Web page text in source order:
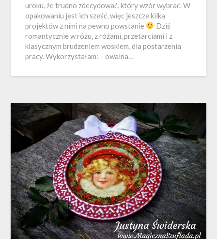
uroku, że trudno zdecydować, który wzór wybrać. W
opakowaniu jest ich sześć, więc jeszcze kilka
projektów z nimi na pewno powstanie
Dziś
romantycznie w różu, z różami, przetarciami i z
klasycznym brudzeniem woskiem, dla postarzenia
pracy. Wykorzystałam: – owalna…